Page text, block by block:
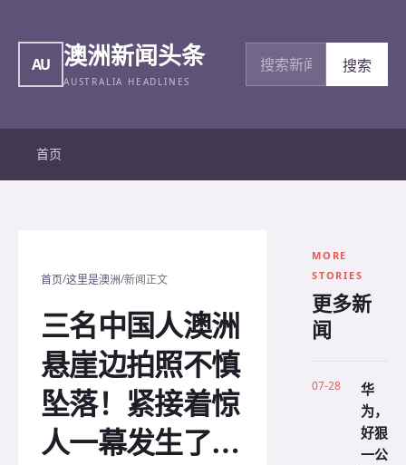
AU 澳洲新闻头条
AUSTRALIA HEADLINES
搜索新闻
搜索
首页
首页/这里是澳洲/新闻正文
三名中国人澳洲
悬崖边拍照不慎
坠落！紧接着惊
人一幕发生了…
MORE
STORIES
更多新
闻
07-28
华
为，
好狠
一公